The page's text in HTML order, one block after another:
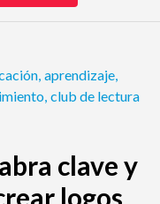
aprendizaje
club de lectura
clave y
logos